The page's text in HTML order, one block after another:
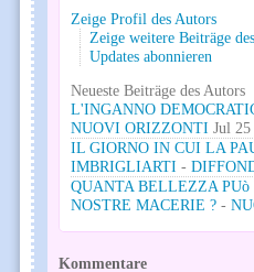
Zeige Profil des Autors
Zeige weitere Beiträge
Updates abonnieren
Neueste Beiträge des Autors
L'INGANNO
NUOVI ORIZZONTI Jul 25
IL GIORNO IN CUI LA
IMBRIGLIARTI -
QUANTA BELLEZZA
NOSTRE MACERIE ? -
Kommentare